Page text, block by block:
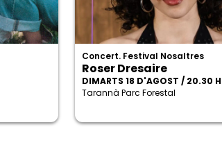
Concert. Festival Nosaltres
Roser Dresaire
DIMARTS 18 D'AGOST / 20.30 H
Tarannà Parc Forestal